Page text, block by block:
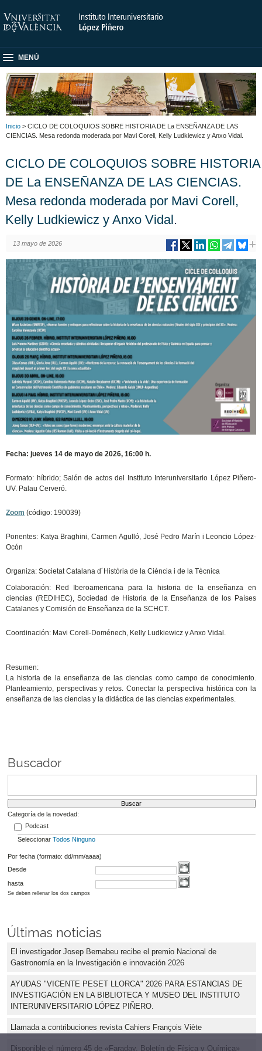
MENÚ
Inicio > CICLO DE COLOQUIOS SOBRE HISTORIA DE La ENSEÑANZA DE LAS
CIENCIAS. Mesa redonda moderada por Mavi Corell, Kelly Ludkiewicz y Anxo Vidal.
CICLO DE COLOQUIOS SOBRE HISTORIA
DE La ENSEÑANZA DE LAS CIENCIAS.
Mesa redonda moderada por Mavi Corell,
Kelly Ludkiewicz y Anxo Vidal.
13 mayo de 2026
Fecha: jueves 14 de mayo de 2026, 16:00 h.
Formato: híbrido; Salón de actos del Instituto Interuniversitario López Piñero-
UV. Palau Cerveró.
Zoom (código: 190039)
Ponentes: Katya Braghini, Carmen Agulló, José Pedro Marín i Leoncio López-
Ocón
Organiza: Societat Catalana d´Història de la Ciència i de la Tècnica
Colaboración: Red Iberoamericana para la historia de la enseñanza en
ciencias (REDIHEC), Sociedad de Historia de la Enseñanza de los Países
Catalanes y Comisión de Enseñanza de la SCHCT.
Coordinación: Mavi Corell-Doménech, Kelly Ludkiewicz y Anxo Vidal.
Resumen:
La historia de la enseñanza de las ciencias como campo de conocimiento.
Planteamiento, perspectivas y retos. Conectar la perspectiva histórica con la
enseñanza de las ciencias y la didáctica de las ciencias experimentales.
Buscador
Categoría de la novedad:
Podcast
Seleccionar Todos Ninguno
Por fecha (formato: dd/mm/aaaa)
Desde
hasta
Se deben rellenar los dos campos
Últimas noticias
El investigador Josep Bernabeu recibe el premio Nacional de
Gastronomía en la Investigación e innovación 2026
AYUDAS "VICENTE PESET LLORCA" 2026 PARA ESTANCIAS DE
INVESTIGACIÓN EN LA BIBLIOTECA Y MUSEO DEL INSTITUTO
INTERUNIVERSITARIO LÓPEZ PIÑERO.
Llamada a contribuciones revista Cahiers François Viète
Disponible el número 45 de «Faraday. Boletín de Física y Química»